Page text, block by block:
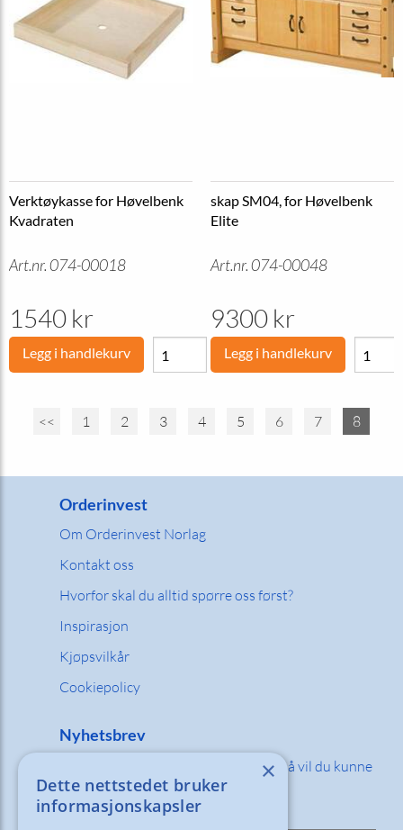
Verktøykasse for Høvelbenk
Kvadraten
Art.nr. 074-00018
1540 kr
Legg i handlekurv
skap SM04, for Høvelbenk
Elite
Art.nr. 074-00048
9300 kr
Legg i handlekurv
<< 1 2 3 4 5 6 7 8
Orderinvest
Om Orderinvest Norlag
Kontakt oss
Hvorfor skal du alltid spørre oss først?
Inspirasjon
Kjøpsvilkår
Cookiepolicy
Nyhetsbrev
Fyll inn din e-post adresse nedenfor så vil du kunne
motta våre nyheter og tilbud!
×
Dette nettstedet bruker
informasjonskapsler